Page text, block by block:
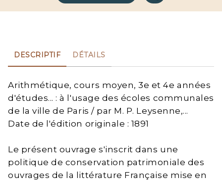
DESCRIPTIF DÉTAILS
Arithmétique, cours moyen, 3e et 4e années
d'études... : à l'usage des écoles communales
de la ville de Paris / par M. P. Leysenne,...
Date de l'édition originale : 1891
Le présent ouvrage s'inscrit dans une
politique de conservation patrimoniale des
ouvrages de la littérature Française mise en